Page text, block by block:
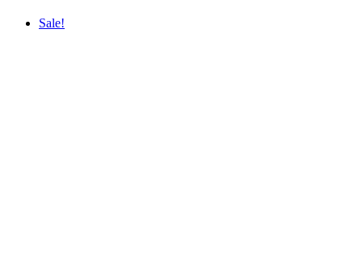
Sale!